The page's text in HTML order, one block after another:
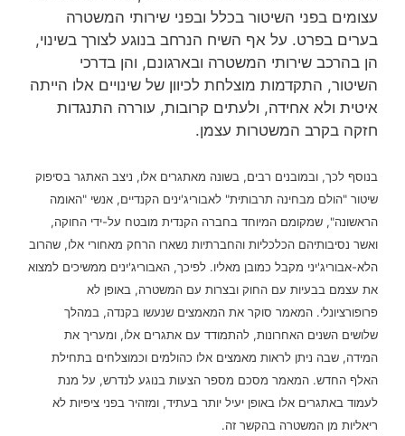
עצומים בפני השיטור בכלל ובפני שירותי המשטרה
בערים בפרט. על אף השיח הנרחב בנוגע לצורך בשינוי,
הן בהרכב שירותי המשטרה ובארגונם, והן בדרכי
השיטור, התקדמות מוצלחת לכיוון של שינויים אלו הייתה
איטית ולא אחידה, ולעתים קרובות, עוררה התנגדות
חזקה בקרב המשטרות עצמן.
בנוסף לכך, ובמובנים רבים, בשונה מאתגרים אלו, ניצב האתגר בסיפוק
שיטור "הולם מבחינה תרבותית" לאבוריג'ינים הקנדיים, אנשי "האומה
הראשונה", שמקומם המיוחד בחברה הקנדית מובטח על-ידי החוקה,
ואשר נסיבותיהם הכלכליות והחברתיות נשארו הרחק מאחורי אלו, שהרוב
הלא-אבוריג'יני מקבל כמובן מאליו. לפיכך, האבוריג'ינים ממשיכים למצוא
את עצמם בבעיות עם החוק ובצרות עם המשטרה, באופן לא
פרופורציונלי. המאמר סוקר את המאמצים שנעשו בקנדה, במהלך
שלושים השנים האחרונות, להתמודד עם אתגרים אלו, ומעריך את
המידה, שבה ניתן לראות מאמצים אלו כהולמים וכמוצלחים בתחילת
האלף החדש. המאמר מסכם מספר הצעות בנוגע לנדרש, על מנת
לעמוד באתגרים אלו באופן יעיל יותר בעתיד, ומזהיר בפני ציפיות לא
ריאליות מן המשטרה בהקשר זה.